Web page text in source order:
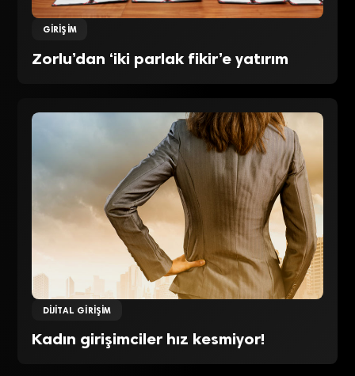
GIRIŞIM
Zorlu’dan ‘iki parlak fikir’e yatırım
DIJITAL GIRIŞIM
Kadın girişimciler hız kesmiyor!